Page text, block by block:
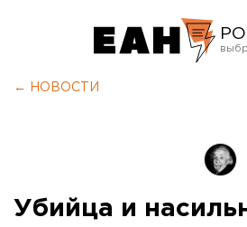
← НОВОСТИ
Убийца и